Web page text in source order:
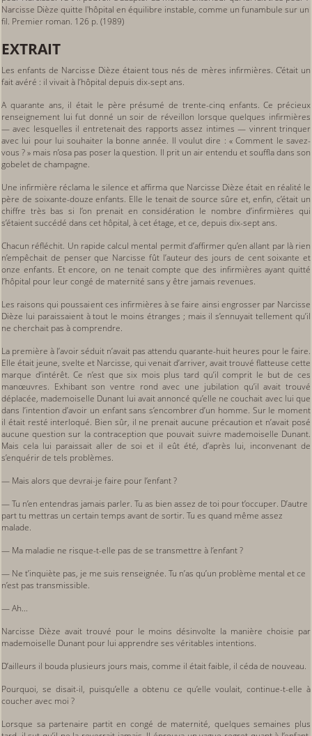
Narcisse Dièze quitte l'hôpital en équilibre instable, comme un funambule sur un
fil. Premier roman. 126 p. (1989)
EXTRAIT
Les enfants de Narcisse Dièze étaient tous nés de mères infirmières. C’était un
fait avéré : il vivait à l’hôpital depuis dix-sept ans.
A quarante ans, il était le père présumé de trente-cinq enfants. Ce précieux
renseignement lui fut donné un soir de réveillon lorsque quelques infirmières
— avec lesquelles il entretenait des rapports assez intimes — vinrent trinquer
avec lui pour lui souhaiter la bonne année. Il voulut dire : « Comment le savez-
vous ? » mais n’osa pas poser la question. Il prit un air entendu et souffla dans son
gobelet de champagne.
Une infirmière réclama le silence et affirma que Narcisse Dièze était en réalité le
père de soixante-douze enfants. Elle le tenait de source sûre et, enfin, c’était un
chiffre très bas si l’on prenait en considération le nombre d’infirmières qui
s’étaient succédé dans cet hôpital, à cet étage, et ce, depuis dix-sept ans.
Chacun réfléchit. Un rapide calcul mental permit d’affirmer qu’en allant par là rien
n’empêchait de penser que Narcisse fût l’auteur des jours de cent soixante et
onze enfants. Et encore, on ne tenait compte que des infirmières ayant quitté
l’hôpital pour leur congé de maternité sans y être jamais revenues.
Les raisons qui poussaient ces infirmières à se faire ainsi engrosser par Narcisse
Dièze lui paraissaient à tout le moins étranges ; mais il s’ennuyait tellement qu’il
ne cherchait pas à comprendre.
La première à l’avoir séduit n’avait pas attendu quarante-huit heures pour le faire.
Elle était jeune, svelte et Narcisse, qui venait d’arriver, avait trouvé flatteuse cette
marque d’intérêt. Ce n’est que six mois plus tard qu’il comprit le but de ces
manœuvres. Exhibant son ventre rond avec une jubilation qu’il avait trouvé
déplacée, mademoiselle Dunant lui avait annoncé qu’elle ne couchait avec lui que
dans l’intention d’avoir un enfant sans s’encombrer d’un homme. Sur le moment
il était resté interloqué. Bien sûr, il ne prenait aucune précaution et n’avait posé
aucune question sur la contraception que pouvait suivre mademoiselle Dunant.
Mais cela lui paraissait aller de soi et il eût été, d’après lui, inconvenant de
s’enquérir de tels problèmes.
— Mais alors que devrai-je faire pour l’enfant ?
— Tu n’en entendras jamais parler. Tu as bien assez de toi pour t’occuper. D’autre
part tu mettras un certain temps avant de sortir. Tu es quand même assez
malade.
— Ma maladie ne risque-t-elle pas de se transmettre à l’enfant ?
— Ne t’inquiète pas, je me suis renseignée. Tu n’as qu’un problème mental et ce
n’est pas transmissible.
— Ah...
Narcisse Dièze avait trouvé pour le moins désinvolte la manière choisie par
mademoiselle Dunant pour lui apprendre ses véritables intentions.
D’ailleurs il bouda plusieurs jours mais, comme il était faible, il céda de nouveau.
Pourquoi, se disait-il, puisqu’elle a obtenu ce qu’elle voulait, continue-t-elle à
coucher avec moi ?
Lorsque sa partenaire partit en congé de maternité, quelques semaines plus